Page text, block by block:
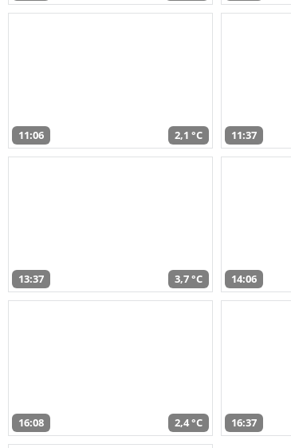
11:06 2,1 °C 11:37
13:37 3,7 °C 14:06
16:08 2,4 °C 16:37